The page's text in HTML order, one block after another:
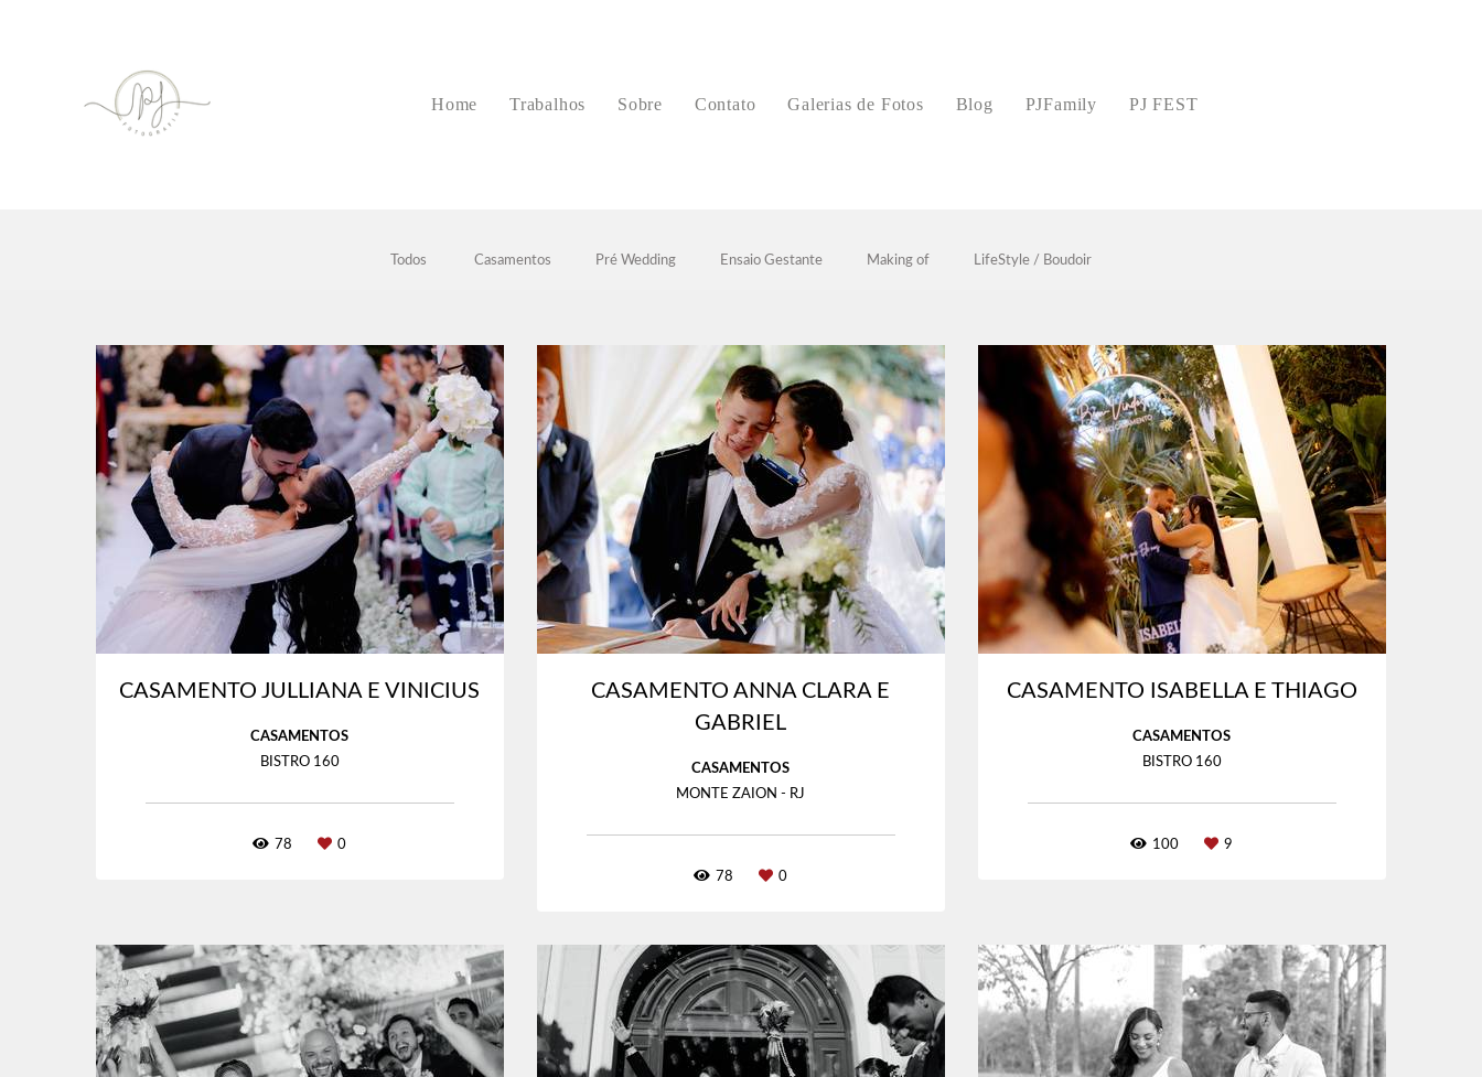
Home Trabalhos Sobre Contato Galerias de Fotos Blog PJFamily PJ FEST
Todos Casamentos Pré Wedding Ensaio Gestante Making of LifeStyle / Boudoir
CASAMENTO JULLIANA E VINICIUS
CASAMENTOS
BISTRO 160
78 0
CASAMENTO ANNA CLARA E
GABRIEL
CASAMENTOS
MONTE ZAION - RJ
78 0
CASAMENTO ISABELLA E THIAGO
CASAMENTOS
BISTRO 160
100 9